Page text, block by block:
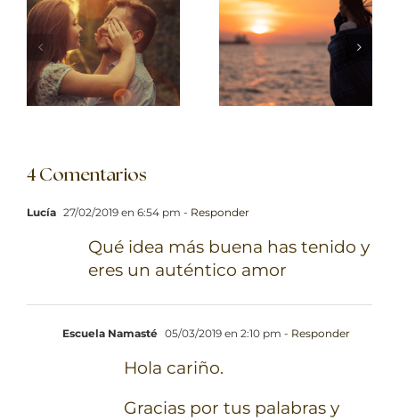
4 Comentarios
Lucía 27/02/2019 en 6:54 pm - Responder
Qué idea más buena has tenido y
eres un auténtico amor
Escuela Namasté 05/03/2019 en 2:10 pm - Responder
Hola cariño.
Gracias por tus palabras y